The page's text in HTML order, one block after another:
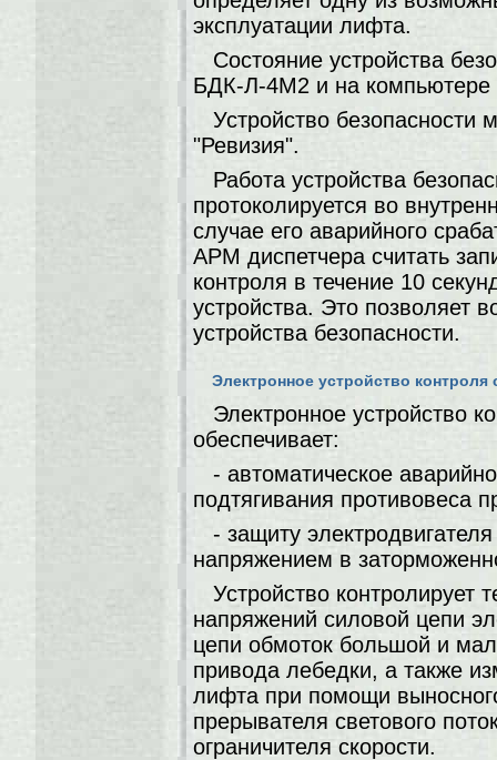
эксплуатации лифта.
Состояние устройства
БДК-Л-4М2 и на компьютере
Устройство
"Ревизия".
Работа устройства
протоколируется во
случае его аварийного
АРМ диспетчера считать
контроля в течение 10
устройства. Это позволяет
устройства безопасности.
Электронное устройство контроля
Электронное устройство
обеспечивает:
- автоматическое
подтягивания противовеса
- защиту
напряжением в
Устройство контролирует
напряжений силовой цепи
цепи обмоток большой и
привода лебедки, а также
лифта при помощи
прерывателя светового
ограничителя скорости.